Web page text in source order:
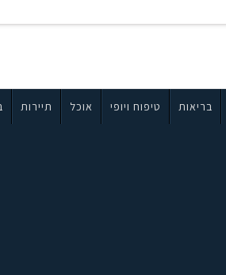
בריאות טיפוח ויופי אוכל תיירות